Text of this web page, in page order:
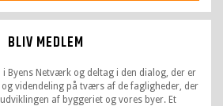
BLIV MEDLEM
Byens Netværk og deltag i den dialog, der er
videndeling på tværs af de fagligheder, der
af byggeriet og vores byer. Et